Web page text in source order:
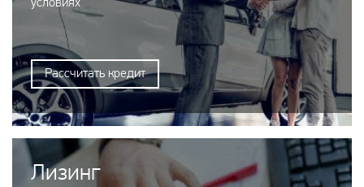
условиях
Рассчитать кредит
Лизинг